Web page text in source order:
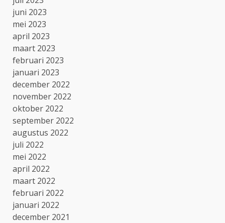
juni 2023
mei 2023
april 2023
maart 2023
februari 2023
januari 2023
december 2022
november 2022
oktober 2022
september 2022
augustus 2022
juli 2022
mei 2022
april 2022
maart 2022
februari 2022
januari 2022
december 2021